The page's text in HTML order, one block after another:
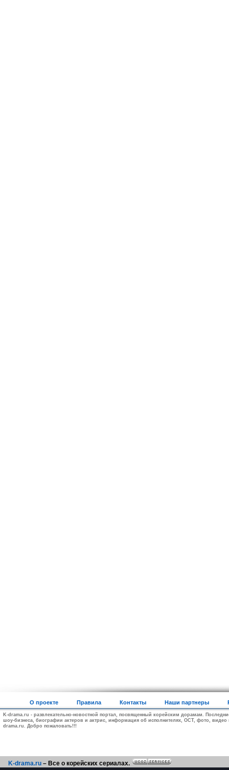
О проекте Правила Контакты Наши партнеры
K-drama.ru - развлекательно-новостной портал, посвященный корейским дорамам.
шоу-бизнеса, биографии актеров и актрис, информация об исполнителях, ОСТ, фото, видео
drama.ru. Добро пожаловать!!!
K-drama.ru – Все о корейских сериалах.